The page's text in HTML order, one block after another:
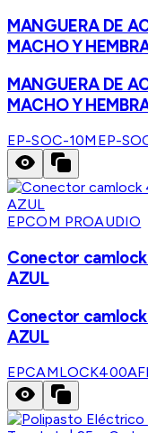
MANGUERA DE
MACHO Y
MANGUERA DE
MACHO Y
EP-SOC-10M EP-
EPCOM PROAUDIO
Conector camlock
AZUL
Conector camlock
AZUL